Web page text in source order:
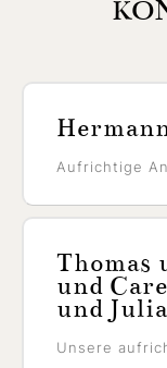
Aufrichtige
Thomas
und
und
Unsere